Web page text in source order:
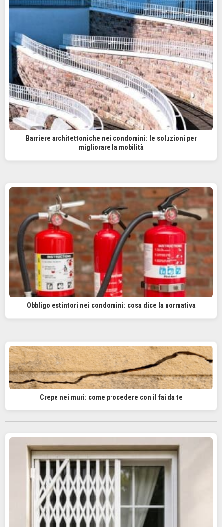
Barriere architettoniche nei condomini: le soluzioni per
migliorare la mobilità
Obbligo estintori nei condomini: cosa dice la normativa
Crepe nei muri: come procedere con il fai da te